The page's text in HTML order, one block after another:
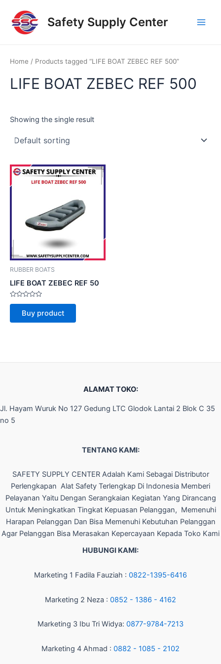
content
Safety Supply Center
Home / Products tagged “LIFE BOAT ZEBEC REF 500”
LIFE BOAT ZEBEC REF 500
Showing the single result
RUBBER BOATS
LIFE BOAT ZEBEC REF 50
Rated
of
Buy product
ALAMAT TOKO:
Jl. Hayam Wuruk No 127 Gedung LTC Glodok Lantai 2 Blok C 35
no 5
TENTANG KAMI:
SAFETY SUPPLY CENTER Adalah Kami Sebagai Distributor
Perlengkapan Alat Safety Terlengkap Di Indonesia Memberi
Pelayanan Yaitu Dengan Serangkaian Kegiatan Yang Dirancang
Untuk Meningkatkan Tingkat Kepuasan Pelanggan, Memenuhi
Harapan Pelanggan Dan Bisa Memenuhi Kebutuhan Pelanggan
Agar Pelanggan Bisa Merasakan Kepercayaan Kepada Toko Kami
HUBUNGI KAMI:
Marketing 1 Fadila Fauziah : 0822-1395-6416
Marketing 2 Neza : 0852 - 1386 - 4162
Marketing 3 Ibu Tri Widya: 0877-9784-7213
Marketing 4 Ahmad : 0882 - 1085 - 2102